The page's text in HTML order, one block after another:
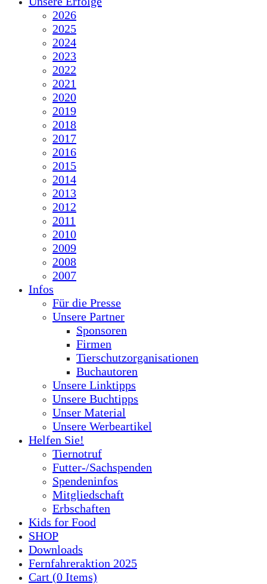
2026
2025
2024
2023
2022
2021
2020
2019
2018
2017
2016
2015
2014
2013
2012
2011
2010
2009
2008
2007
Infos
Für die Presse
Unsere Partner
Sponsoren
Firmen
Tierschutzorganisationen
Buchautoren
Unsere Linktipps
Unsere Buchtipps
Unser Material
Unsere Werbeartikel
Helfen Sie!
Tiernotruf
Futter-/Sachspenden
Spendeninfos
Mitgliedschaft
Erbschaften
Kids for Food
SHOP
Downloads
Fernfahreraktion 2025
Cart (0 Items)